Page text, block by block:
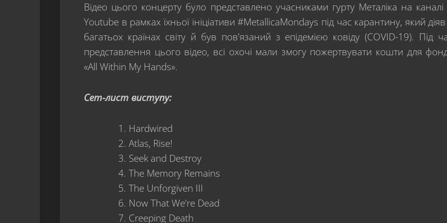
Відео цього концерту було представлено учасниками гурту Металіка на
Youtube в рамках їхньої ініціативи #MetallicaMondays під час карантину, який
багатьох країнах світу й був пов’язаний з епідемією ковіду (COVID-19). Під
представлення цього відео, всі охочі мали змогу пожертвувати кошти для
«All Within My Hands».
Сет-лист виступу:
Hardwired
Atlas, Rise!
Seek and Destroy
The Memory Remains
The Unforgiven III
Now That We’re Dead
Creeping Death